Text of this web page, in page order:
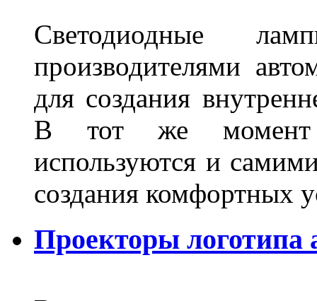
Светодиодные
производителями
для создания
В тот же момент
используются и
создания комфортных
Проекторы логотипа